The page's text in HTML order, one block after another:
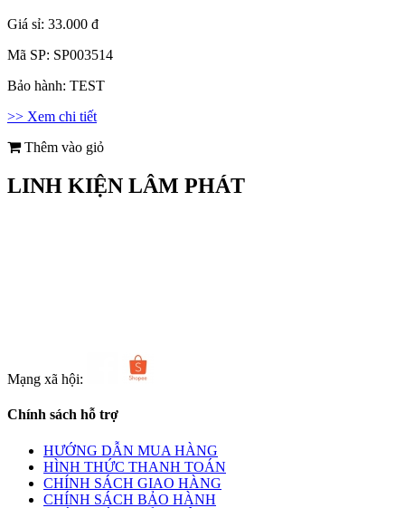
Giá sỉ: 33.000 đ
Mã SP: SP003514
Bảo hành: TEST
>> Xem chi tiết
Thêm vào giỏ
LINH KIỆN LÂM PHÁT
Mạng xã hội:
Chính sách hỗ trợ
HƯỚNG DẪN MUA HÀNG
HÌNH THỨC THANH TOÁN
CHÍNH SÁCH GIAO HÀNG
CHÍNH SÁCH BẢO HÀNH